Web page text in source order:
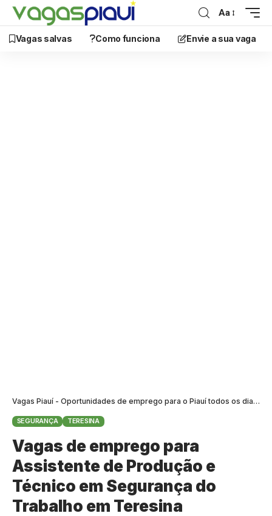
Aa
Vagas salvas Como funciona Envie a sua vaga
Vagas Piauí - Oportunidades de emprego para o Piauí todos os dias>
SEGURANÇA TERESINA
Vagas de emprego para
Assistente de Produção e
Técnico em Segurança do
Trabalho em Teresina